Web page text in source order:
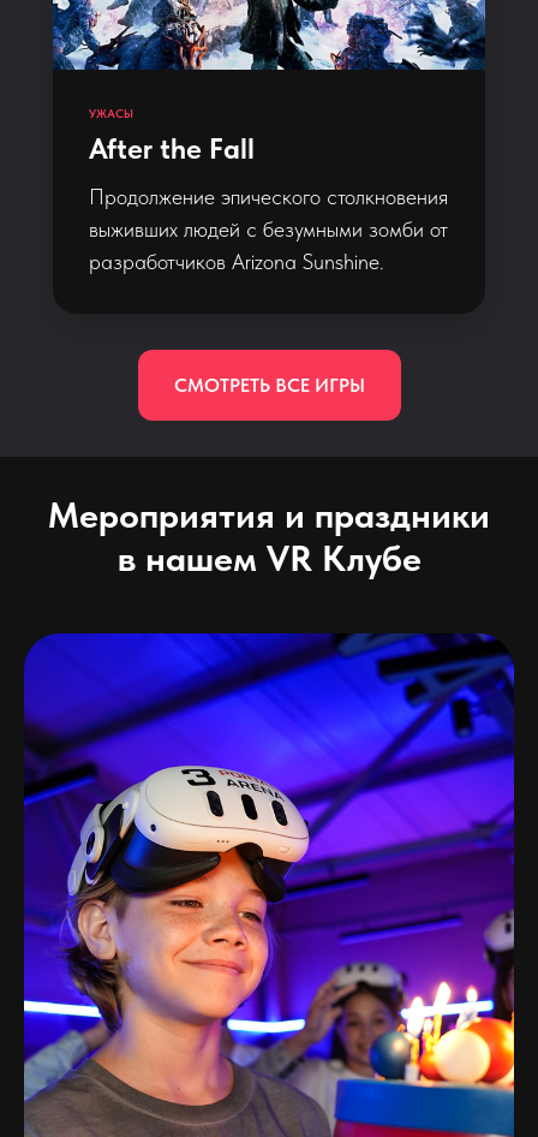
УЖАСЫ
After the Fall
Продолжение эпического столкновения
выживших людей с безумными зомби от
разработчиков Arizona Sunshine.
СМОТРЕТЬ ВСЕ ИГРЫ
Мероприятия и праздники
в нашем VR Клубе